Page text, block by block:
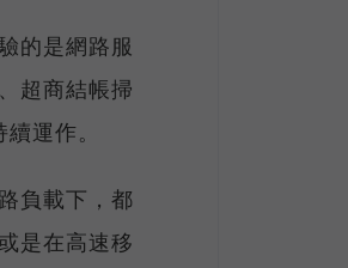
的是網路服
超商結帳掃
運作。
負載下，都
是在高速移